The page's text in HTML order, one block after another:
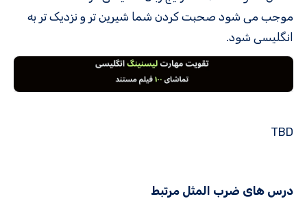
موجب می شود صحبت کردن شما شیرین تر و نزدیک تر به
انگلیسی شود.
TBD
درس های ضرب المثل مرتبط